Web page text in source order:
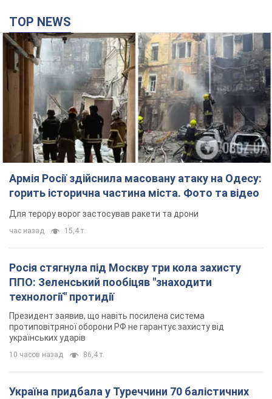
TOP NEWS
Армія Росії здійснила масовану атаку на Одесу:
горить історична частина міста. Фото та відео
Для терору ворог застосував ракети та дрони
час назад 15,4 т.
Росія стягнула під Москву три кола захисту
ППО: Зеленський пообіцяв "знаходити
технології" протидії
Президент заявив, що навіть посилена система
протиповітряної оборони РФ не гарантує захисту від
українських ударів
10 часов назад 86,4 т.
Україна придбала у Туреччини 70 балістичних